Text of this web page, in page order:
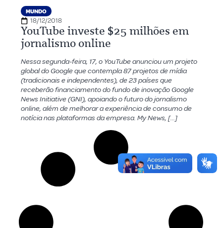
MUNDO
18/12/2018
YouTube investe $25 milhões em
jornalismo online
Nessa segunda-feira, 17, o YouTube anunciou um projeto
global do Google que contempla 87 projetos de mídia
(tradicionais e independentes), de 23 países que
receberão financiamento do fundo de inovação Google
News Initiative (GNI), apoiando o futuro do jornalismo
online, além de melhorar a experiência de consumo de
notícia nas plataformas da empresa. My News, […]